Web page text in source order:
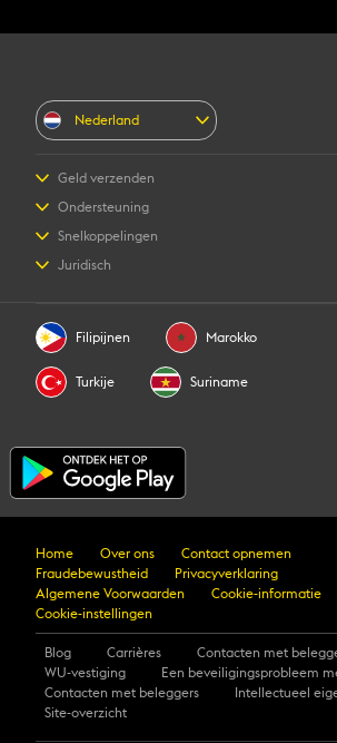
Nederland
Geld verzenden
Geld online verzenden
Persoonlijk geld verzenden
Een overschrijving volgen
Ondersteuning
Veelgestelde vragen
Contact opnemen
Snelkoppelingen
Aanmelden/registreren
App downloaden
Juridisch
Algemene Voorwaarden
Filipijnen Marokko
Turkije Suriname
Home Over ons
Contact opnemen
Fraudebewustheid
Privacyverklaring
Algemene Voorwaarden
Cookie-informatie
Cookie-instellingen
Blog Carrières
Contacten met
WU-vestiging
Een beveiligingsprobleem
Contacten met beleggers
Intellectueel
Site-overzicht